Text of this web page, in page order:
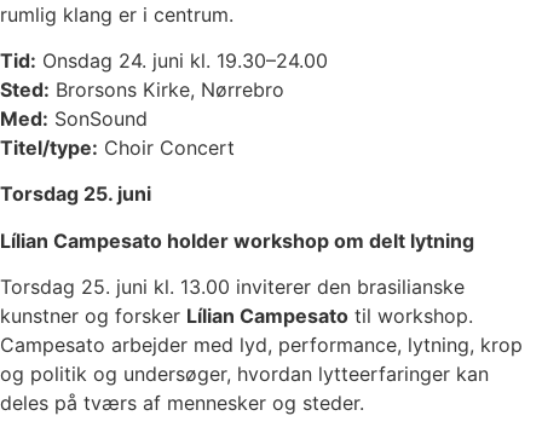
rumlig klang er i centrum.
Tid: Onsdag 24. juni kl. 19.30–24.00
Sted: Brorsons Kirke, Nørrebro
Med: SonSound
Titel/type: Choir Concert
Torsdag 25. juni
Lílian Campesato holder workshop om delt lytning
Torsdag 25. juni kl. 13.00 inviterer den brasilianske
kunstner og forsker Lílian Campesato til workshop.
Campesato arbejder med lyd, performance, lytning, krop
og politik og undersøger, hvordan lytteerfaringer kan
deles på tværs af mennesker og steder.